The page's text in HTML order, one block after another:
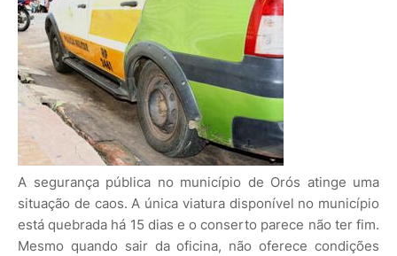
A segurança pública no município de Orós atinge uma
situação de caos. A única viatura disponível no município
está quebrada há 15 dias e o conserto parece não ter fim.
Mesmo quando sair da oficina, não oferece condições